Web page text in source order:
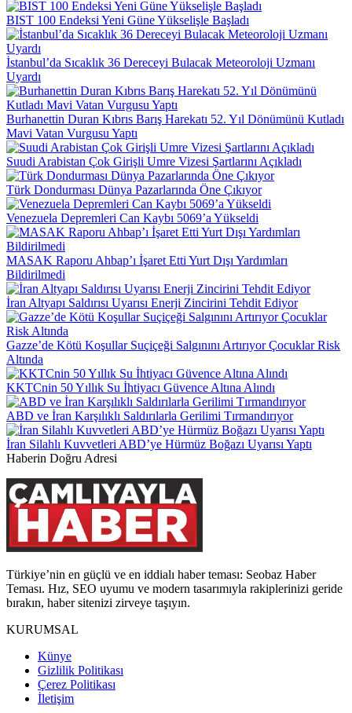
BIST 100 Endeksi Yeni Güne Yükselişle Başladı
İstanbul’da Sıcaklık 36 Dereceyi Bulacak Meteoroloji Uzmanı
Uyardı
Burhanettin Duran Kıbrıs Barış Harekatı 52. Yıl Dönümünü Kutladı
Mavi Vatan Vurgusu Yaptı
Suudi Arabistan Çok Girişli Umre Vizesi Şartlarını Açıkladı
Türk Dondurması Dünya Pazarlarında Öne Çıkıyor
Venezuela Depremleri Can Kaybı 5069’a Yükseldi
MASAK Raporu Ahbap’ı İşaret Etti Yurt Dışı Yardımları
Bildirilmedi
İran Altyapı Saldırısı Uyarısı Enerji Zincirini Tehdit Ediyor
Gazze’de Kötü Koşullar Suçiçeği Salgınını Artırıyor Çocuklar Risk
Altında
KKTCnin 50 Yıllık Su İhtiyacı Güvence Altına Alındı
ABD ve İran Karşılıklı Saldırılarla Gerilimi Tırmandırıyor
İran Silahlı Kuvvetleri ABD’ye Hürmüz Boğazı Uyarısı Yaptı
Haberin Doğru Adresi
Türkiye’nin en güçlü ve en iddialı haber teması: Seobaz Haber
Teması. Hız, SEO uyumu ve modern tasarımıyla rakiplerinizi geride
bırakın, haber sitenizi zirveye taşıyın.
KURUMSAL
Künye
Gizlilik Politikası
Çerez Politikası
İletişim